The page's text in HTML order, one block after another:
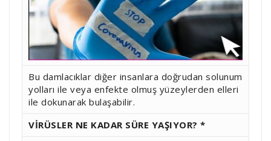
Bu damlacıklar diğer insanlara doğrudan solunum
yolları ile veya enfekte olmuş yüzeylerden elleri
ile dokunarak bulaşabilir.
VİRÜSLER NE KADAR SÜRE YAŞIYOR? *